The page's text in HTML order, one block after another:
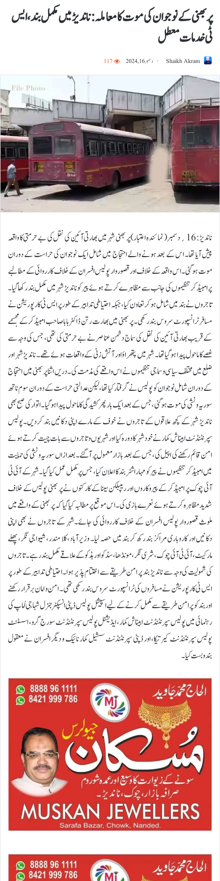
پر بھنی کے نوجوان کی موت کا معاملہ: ناندیڑ میں مکمل بند، ایس
ٹی خدمات معطل
Shaikh Akram دسمبر 16, 2024 117
ناندیڑ: 16؍دسمبر ( نمائندہ اعتبار) پر بھنی شہر میں بھارتی آئین کی نقل کی بے حرمتی کا واقعہ
پیش آیا تھا۔ اس کے بعد ہونے والے احتجاج میں شامل ایک نوجوان کی حراست کے دوران
موت ہوگئی۔ اس واقعہ کے خلاف اور قصوروار پولیس افسران کے خلاف کارروائی کے مطالبے
پر امبیڈکر تنظیموں کی جانب سے مظاہرے کرتے ہوئے پیر کو ناندیڑ شہر میں مکمل بند رکھا گیا۔
تاجروں نے بند میں شامل ہوکر تعاون کیا، جبکہ احتیاطی تدابیر کے طور پر ایس ٹی کارپوریشن نے
مسافر ٹرانسپورٹ سروس بند رکھی۔پر بھنی میں بھارت رتن ڈاکٹر باباصاحب امبیڈکر کے مجسمے
کے قریب بھارتی آئین کی نقل کی سماج دشمن عناصر نے بے حرمتی کی تھی، جس کی وجہ سے
غصے کا ماحول پیدا ہوگیا تھا۔ شہر میں پتھراؤ اور آتش زنی کے واقعات ہوئے تھے۔ ناندیڑ شہر اور
ضلع میں مختلف سیاسی و سماجی تنظیموں نے اس واقعے کی مذمت کی۔دریں اثنا پر بھنی میں احتجاج
کے دوران شامل نوجوان کو پولیس نے گرفتار کیا تھا، لیکن عدالتی حراست کے دوران سوم ناتھ
سوریہ ونشی کی موت ہوگئی، جس کے بعد ایک بار پھر کشیدگی کا ماحول پیدا ہوگیا۔ اتوار کی صبح بھی
ناندیڑ شہر کے کچھ علاقوں کے تاجروں نے خوف کے مارے اپنی دکانیں بند کردیں۔پولیس
سپرنٹنڈنٹ ابیناش کمار نے خود شہر کا دورہ کیا اور شہریوں و تاجروں سے بات چیت کرتے ہوئے
امن قائم رکھنے کی اپیل کی، جس کے بعد بازار معمول پر آگئے۔ بعد ازاں سوریہ ونشی کی حمایت
میں امبیڈکر تنظیموں نے پیر کو مہاراشٹر بند کا اعلان کیا، جس پر مکمل عمل کیا گیا۔شہر کے آئی ٹی
آئی چوک پر امبیڈکر کے پیروکاروں اور ریپبلکن سینا کے کارکنوں نے پر بھنی پولیس کے خلاف
شدید مظاہرہ کرتے ہوئے نعرے بازی کی۔ اس موقع پر مطالبہ کیا گیا کہ پر بھنی کے واقعے میں
ملوث قصوروار پولیس افسران کے خلاف کارروائی کی جائے۔شہر کے تاجروں نے بھی اپنی
دکانیں اور کاروباری مراکز بند رکھ کر بند میں حصہ لیا۔ وزیرآباد، کلا مندر، شیواجی نگر، پھلے
مارکیٹ، آئی ٹی آئی چوک، شری نگر، مونڈھا، سڈکو اور ہڈکو کے علاقے مکمل بند رہے۔ تاجروں
کی شمولیت کی وجہ سے ناندیڑ بند پر امن طریقے سے اختتام پذیر ہوا۔احتیاطی تدابیر کے طور پر
ایس ٹی کارپوریشن نے مسافروں کی ٹرانسپورٹ سروس بند رکھی تھی۔ امن و امان برقرار رکھنے
اور بند کو پرامن طریقے سے مکمل کرنے کے لیے اسپیشل پولیس ڈپٹی انسپکٹر جنرل شہاجی اُماپ کی
رہنمائی میں پولیس سپرنٹنڈنٹ ابیناش کمار، ایڈیشنل پولیس سپرنٹنڈنٹ سورج گرو، اسسٹنٹ
پولیس سپرنٹنڈنٹ کیرتیکا، اور ڈپٹی سپرنٹنڈنٹ سشیل کمار نائیک و دیگر افسران نے معقول
بندوبست کیا۔